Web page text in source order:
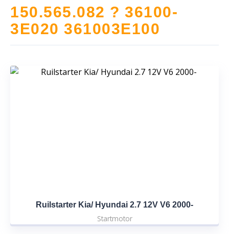
150.565.082 ? 36100-
3E020 361003E100
Ruilstarter Kia/ Hyundai 2.7 12V V6 2000-
Startmotor